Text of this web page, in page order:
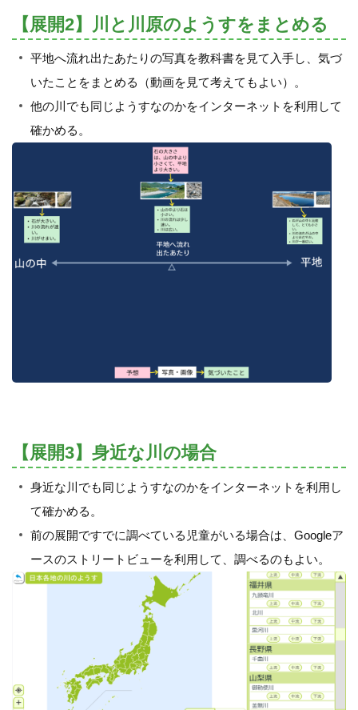
【展開2】川と川原のようすをまとめる
平地へ流れ出たあたりの写真を教科書を見て入手し、気づ
いたことをまとめる（動画を見て考えてもよい）。
他の川でも同じようすなのかをインターネットを利用して
確かめる。
【展開3】身近な川の場合
身近な川でも同じようすなのかをインターネットを利用し
て確かめる。
前の展開ですでに調べている児童がいる場合は、Googleア
ースのストリートビューを利用して、調べるのもよい。